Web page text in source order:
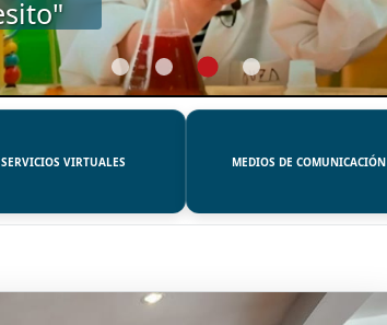
SERVICIOS VIRTUALES MEDIOS DE COMUNICACIÓN